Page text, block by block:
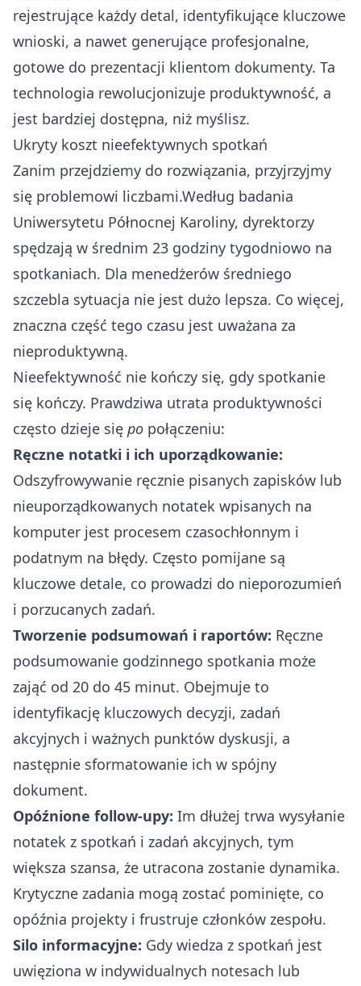
rejestrujące każdy detal, identyfikujące kluczowe
wnioski, a nawet generujące profesjonalne,
gotowe do prezentacji klientom dokumenty. Ta
technologia rewolucjonizuje produktywność, a
jest bardziej dostępna, niż myślisz.
Ukryty koszt nieefektywnych spotkań
Zanim przejdziemy do rozwiązania, przyjrzyjmy
się problemowi liczbami.Według badania
Uniwersytetu Północnej Karoliny, dyrektorzy
spędzają w średnim 23 godziny tygodniowo na
spotkaniach. Dla menedżerów średniego
szczebla sytuacja nie jest dużo lepsza. Co więcej,
znaczna część tego czasu jest uważana za
nieproduktywną.
Nieefektywność nie kończy się, gdy spotkanie
się kończy. Prawdziwa utrata produktywności
często dzieje się po połączeniu:
Ręczne notatki i ich uporządkowanie:
Odszyfrowywanie ręcznie pisanych zapisków lub
nieuporządkowanych notatek wpisanych na
komputer jest procesem czasochłonnym i
podatnym na błędy. Często pomijane są
kluczowe detale, co prowadzi do nieporozumień
i porzucanych zadań.
Tworzenie podsumowań i raportów: Ręczne
podsumowanie godzinnego spotkania może
zająć od 20 do 45 minut. Obejmuje to
identyfikację kluczowych decyzji, zadań
akcyjnych i ważnych punktów dyskusji, a
następnie sformatowanie ich w spójny
dokument.
Opóźnione follow-upy: Im dłużej trwa wysyłanie
notatek z spotkań i zadań akcyjnych, tym
większa szansa, że utracona zostanie dynamika.
Krytyczne zadania mogą zostać pominięte, co
opóźnia projekty i frustruje członków zespołu.
Silo informacyjne: Gdy wiedza z spotkań jest
uwięziona w indywidualnych notesach lub